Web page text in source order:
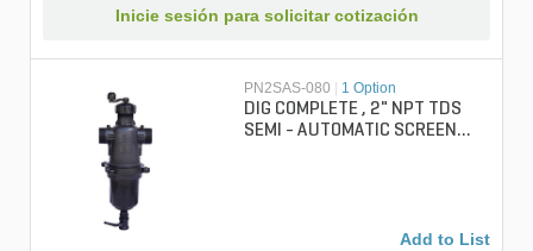
Inicie sesión para solicitar cotización
PN2SAS-080 | 1 Option
DIG COMPLETE , 2" NPT TDS
SEMI - AUTOMATIC SCREEN
Add to List